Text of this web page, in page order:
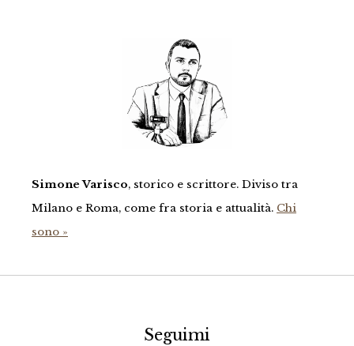
Simone Varisco, storico e scrittore. Diviso tra
Milano e Roma, come fra storia e attualità. Chi
sono »
Seguimi